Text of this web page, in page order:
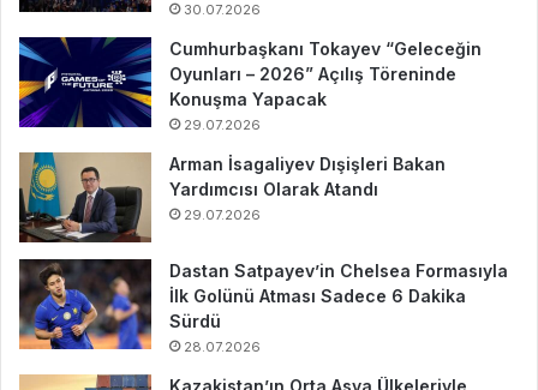
30.07.2026
Cumhurbaşkanı Tokayev “Geleceğin
Oyunları – 2026” Açılış Töreninde
Konuşma Yapacak
29.07.2026
Arman İsagaliyev Dışişleri Bakan
Yardımcısı Olarak Atandı
29.07.2026
Dastan Satpayev’in Chelsea Formasıyla
İlk Golünü Atması Sadece 6 Dakika
Sürdü
28.07.2026